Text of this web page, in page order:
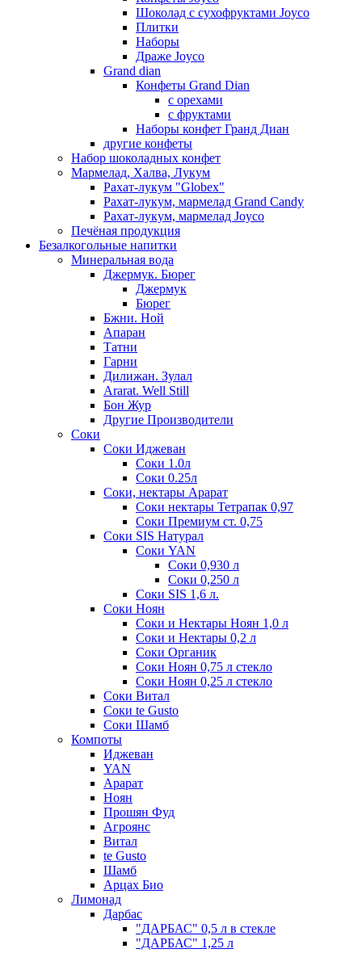
Шоколад с сухофруктами Joyco
Плитки
Наборы
Драже Joyco
Grand dian
Конфеты Grand Dian
с орехами
с фруктами
Наборы конфет Гранд Диан
другие конфеты
Набор шоколадных конфет
Мармелад, Халва, Лукум
Рахат-лукум "Globex"
Рахат-лукум, мармелад Grand Candy
Рахат-лукум, мармелад Joyco
Печёная продукция
Безалкогольные напитки
Минеральная вода
Джермук. Бюрег
Джермук
Бюрег
Бжни. Ной
Апаран
Татни
Гарни
Дилижан. Зулал
Ararat. Well Still
Бон Жур
Другие Производители
Соки
Соки Иджеван
Соки 1.0л
Соки 0.25л
Соки, нектары Арарат
Соки нектары Тетрапак 0,97
Соки Премиум ст. 0,75
Соки SIS Натурал
Соки YAN
Соки 0,930 л
Соки 0,250 л
Соки SIS 1,6 л.
Соки Ноян
Соки и Нектары Ноян 1,0 л
Соки и Нектары 0,2 л
Соки Органик
Соки Ноян 0,75 л стекло
Соки Ноян 0,25 л стекло
Соки Витал
Соки te Gusto
Соки Шамб
Компоты
Иджеван
YAN
Арарат
Ноян
Прошян Фуд
Агроянс
Витал
te Gusto
Шамб
Арцах Био
Лимонад
Дарбас
"ДАРБАС" 0,5 л в стекле
"ДАРБАС" 1,25 л